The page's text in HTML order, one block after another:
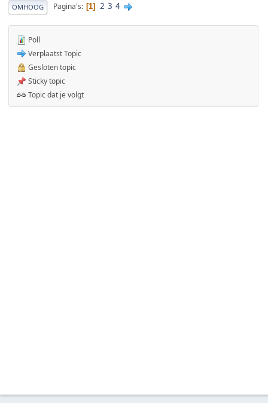
OMHOOG Pagina's 1 2 3 4
Poll
Verplaatst Topic
Gesloten topic
Sticky topic
Topic dat je volgt